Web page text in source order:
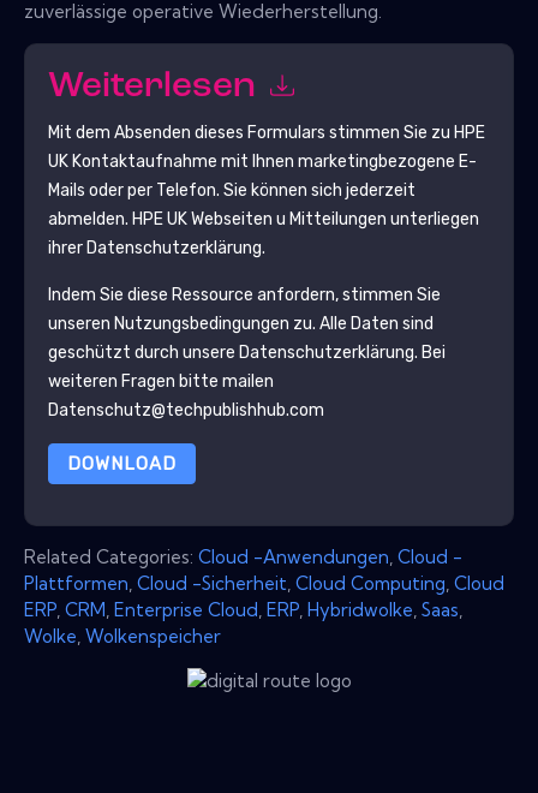
zuverlässige operative Wiederherstellung.
Weiterlesen
Mit dem Absenden dieses Formulars stimmen Sie zu HPE
UKKontaktaufnahme mit Ihnen marketingbezogene E-
Mails oder per Telefon. Sie können sich jederzeit
abmelden. HPE UKWebseiten u Mitteilungen unterliegen
ihrer Datenschutzerklärung.
Indem Sie diese Ressource anfordern, stimmen Sie
unseren Nutzungsbedingungen zu. Alle Daten sind
geschützt durch unsere Datenschutzerklärung. Bei
weiteren Fragen bitte mailen
Datenschutz@techpublishhub.com
DOWNLOAD
Related Categories: Cloud -Anwendungen Cloud -
Plattformen Cloud -Sicherheit Cloud Computing Cloud
ERP CRM Enterprise Cloud ERP Hybridwolke Saas
Wolke Wolkenspeicher